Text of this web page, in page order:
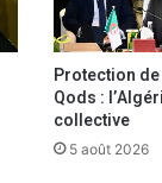
Protection de
Qods :
collective
5 août 2026